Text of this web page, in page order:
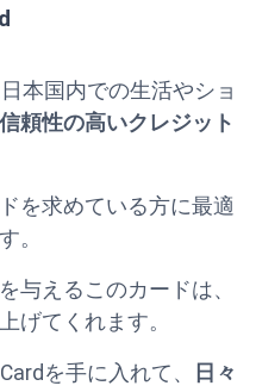
本国内での生活やショ
信頼性の高いクレジット
を求めている方に最適
。
を与えるこのカードは、
げてくれます。
を手に入れて、
日々